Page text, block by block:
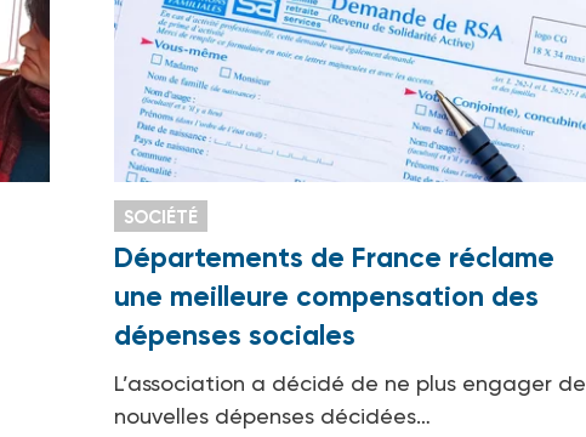
SOCIÉTÉ
Départements de France réclame
une meilleure compensation des
dépenses sociales
L’association a décidé de ne plus engager de
nouvelles dépenses décidées…